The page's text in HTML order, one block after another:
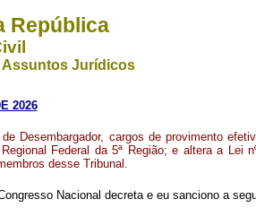
República
Assuntos Jurídicos
2026
Desembargador, cargos de provimento
Federal da 5ª Região; e altera a Lei
desse Tribunal.
Nacional decreta e eu sanciono a